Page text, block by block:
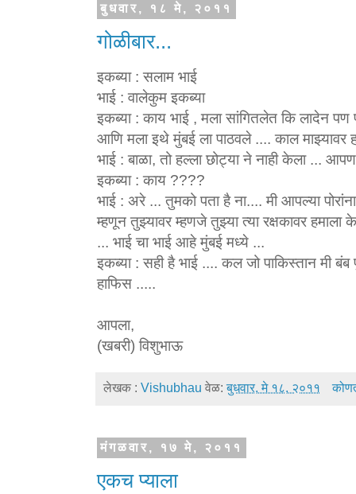
बुधवार, १८ मे, २०११
गोळीबार...
इकब्या : सलाम भाई
भाई : वालेकुम इकब्या
इकब्या : काय भाई , मला सांगितलेत कि लादेन
आणि मला इथे मुंबई ला पाठवले .... काल माझ्यावर
भाई : बाळा, तो हल्ला छोट्या ने नाही केला ...
इकब्या : काय ????
भाई : अरे ... तुमको पता है ना.... मी आपल्या
म्हणून तुझ्यावर म्हणजे तुझ्या त्या रक्षकावर
... भाई चा भाई आहे मुंबई मध्ये ...
इकब्या : सही है भाई .... कल जो पाकिस्तान मी
हाफिस .....
आपला,
(खबरी) विशुभाऊ
लेखक : Vishubhau वेळ:बुधवार, मे १८, २०११
मंगळवार, १७ मे, २०११
एकच प्याला